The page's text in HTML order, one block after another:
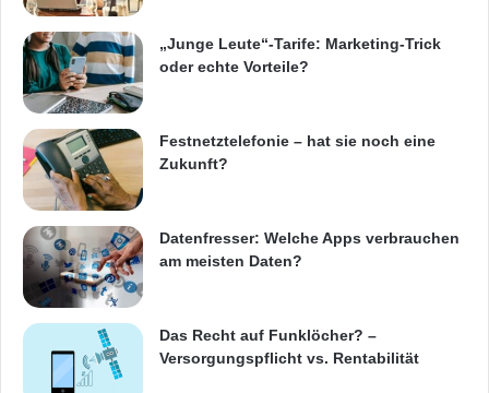
Informationstechnik
Telekommunikation
„Junge Leute“-Tarife: Marketing-Trick
oder echte Vorteile?
Festnetztelefonie – hat sie noch eine
Zukunft?
Datenfresser: Welche Apps verbrauchen
am meisten Daten?
Das Recht auf Funklöcher? –
Versorgungspflicht vs. Rentabilität